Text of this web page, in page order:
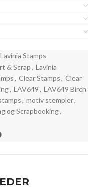
Stamps
& Scrap, Lavinia
, Clear Stamps, Clear
, LAV649, LAV649 Birch
, motiv stempler,
og Scrapbooking,